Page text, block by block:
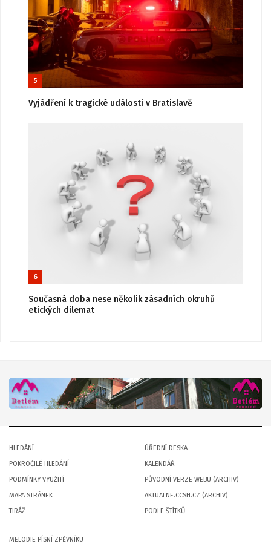
5
Vyjádření k tragické události v Bratislavě
6
Současná doba nese několik zásadních okruhů
etických dilemat
HLEDÁNÍ
POKROČILÉ HLEDÁNÍ
PODMÍNKY VYUŽITÍ
MAPA STRÁNEK
TIRÁŽ
ÚŘEDNÍ DESKA
KALENDÁŘ
PŮVODNÍ VERZE WEBU (ARCHIV)
AKTUALNE.CCSH.CZ (ARCHIV)
PODLE ŠTÍTKŮ
MELODIE PÍSNÍ ZPĚVNÍKU